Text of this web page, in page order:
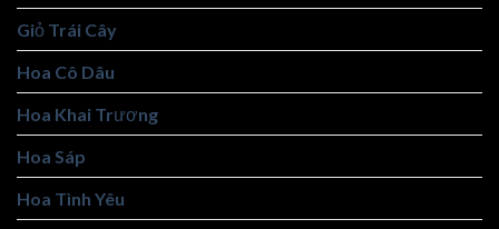
Giỏ Trái Cây
Hoa Cô Dâu
Hoa Khai Trương
Hoa Sáp
Hoa Tình Yêu